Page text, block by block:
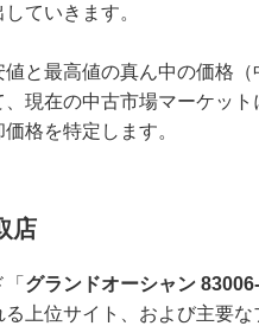
ていきます。
と最高値の真ん中の価格（
現在の中古市場マーケット
格を特定します。
店
グランドオーシャン
る上位サイト、および主要な